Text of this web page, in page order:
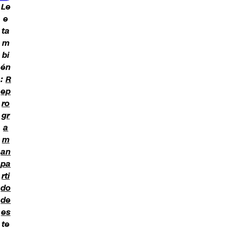
Le
e
ta
m
bi
én
: R
ep
ro
gr
a
m
an
pa
rti
do
de
es
te